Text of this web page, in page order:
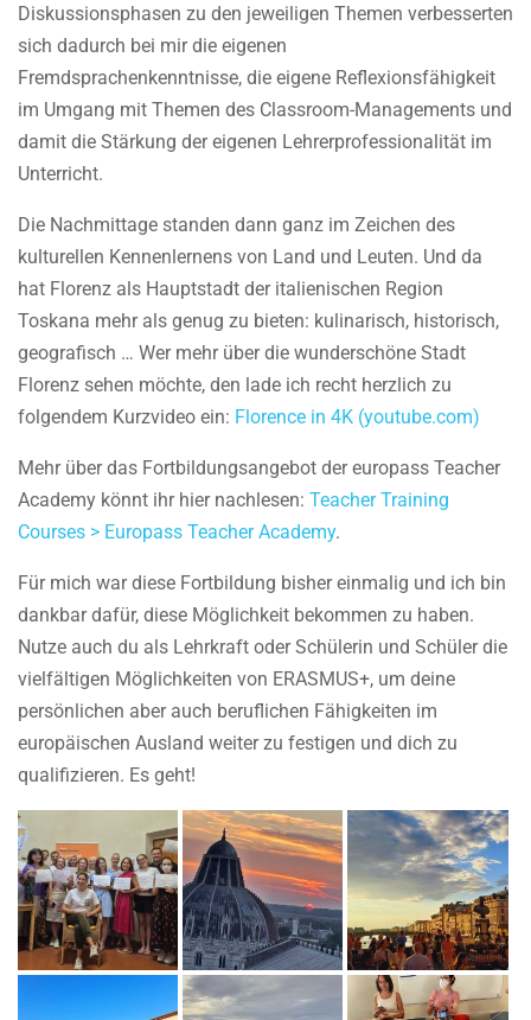
Diskussionsphasen zu den jeweiligen Themen verbesserten
sich dadurch bei mir die eigenen
Fremdsprachenkenntnisse, die eigene Reflexionsfähigkeit
im Umgang mit Themen des Classroom-Managements und
damit die Stärkung der eigenen Lehrerprofessionalität im
Unterricht.
Die Nachmittage standen dann ganz im Zeichen des
kulturellen Kennenlernens von Land und Leuten. Und da
hat Florenz als Hauptstadt der italienischen Region
Toskana mehr als genug zu bieten: kulinarisch, historisch,
geografisch … Wer mehr über die wunderschöne Stadt
Florenz sehen möchte, den lade ich recht herzlich zu
folgendem Kurzvideo ein: Florence in 4K (youtube.com)
Mehr über das Fortbildungsangebot der europass Teacher
Academy könnt ihr hier nachlesen: Teacher Training
Courses > Europass Teacher Academy.
Für mich war diese Fortbildung bisher einmalig und ich bin
dankbar dafür, diese Möglichkeit bekommen zu haben.
Nutze auch du als Lehrkraft oder Schülerin und Schüler die
vielfältigen Möglichkeiten von ERASMUS+, um deine
persönlichen aber auch beruflichen Fähigkeiten im
europäischen Ausland weiter zu festigen und dich zu
qualifizieren. Es geht!